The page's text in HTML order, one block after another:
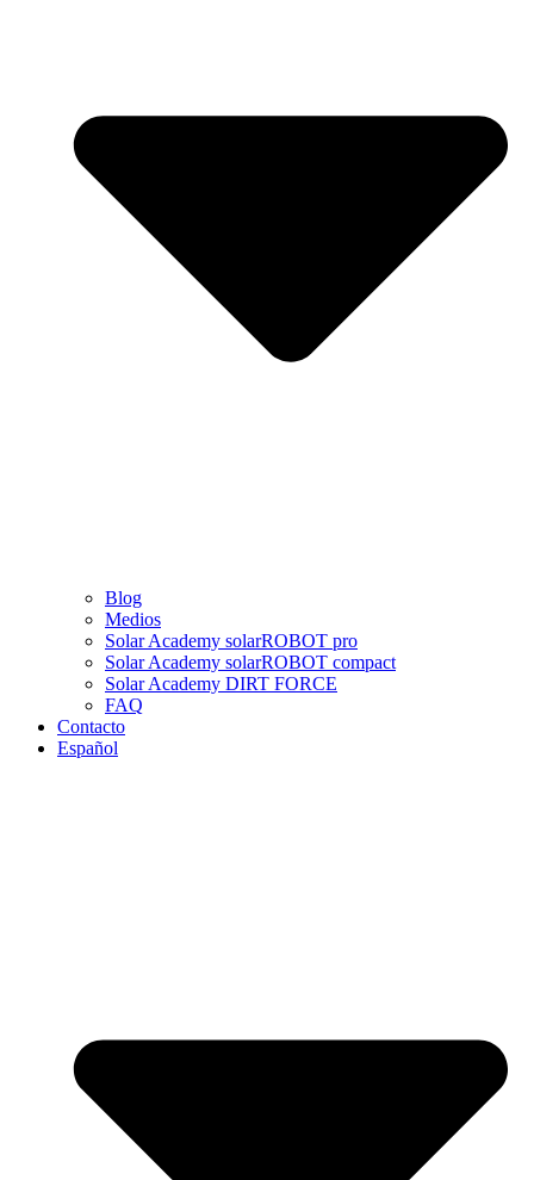
Blog
Medios
Solar Academy solarROBOT pro
Solar Academy solarROBOT compact
Solar Academy DIRT FORCE
FAQ
Contacto
Español